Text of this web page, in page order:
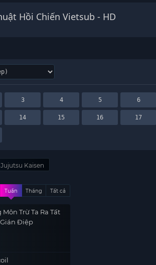
Watch Chú Thuật Hồi Chiến Vietsub - HD
3 4 5 6
14 15 16 17
Jujutsu Kaisen
Tuần Tháng Tất cả
Môn Trừ Ta Ra Tất
Điệp